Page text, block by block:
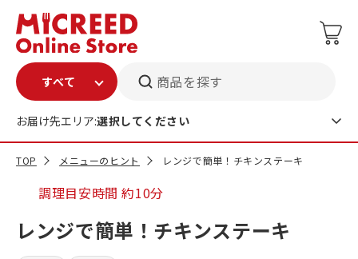
商品を探す
お届け先エリア:選択してください
TOP メニューのヒント レンジで簡単！チキンステーキ
調理目安時間約10分
レンジで簡単！チキンステーキ